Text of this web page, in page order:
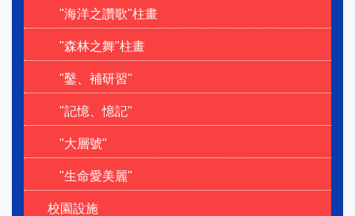
"海洋之讚歌"柱畫
"森林之舞"柱畫
"鑿、補研習"
"記憶、憶記"
"大層號"
"生命愛美麗"
校園設施